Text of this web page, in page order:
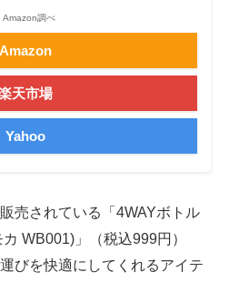
調べ
Amazon
天市場
Yahoo
売されている「4WAYボトル
WB001)」（税込999円）
びを快適にしてくれるアイテ